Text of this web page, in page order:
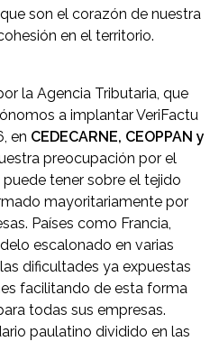
son el corazón de nuestra
en el territorio.
la Agencia Tributaria, que
a implantar VeriFactu
en CEDECARNE, CEOPPAN y
preocupación por el
tener sobre el tejido
mayoritariamente por
Países como Francia,
escalonado en varias
dificultades ya expuestas
facilitando de esta forma
todas sus empresas.
paulatino dividido en las